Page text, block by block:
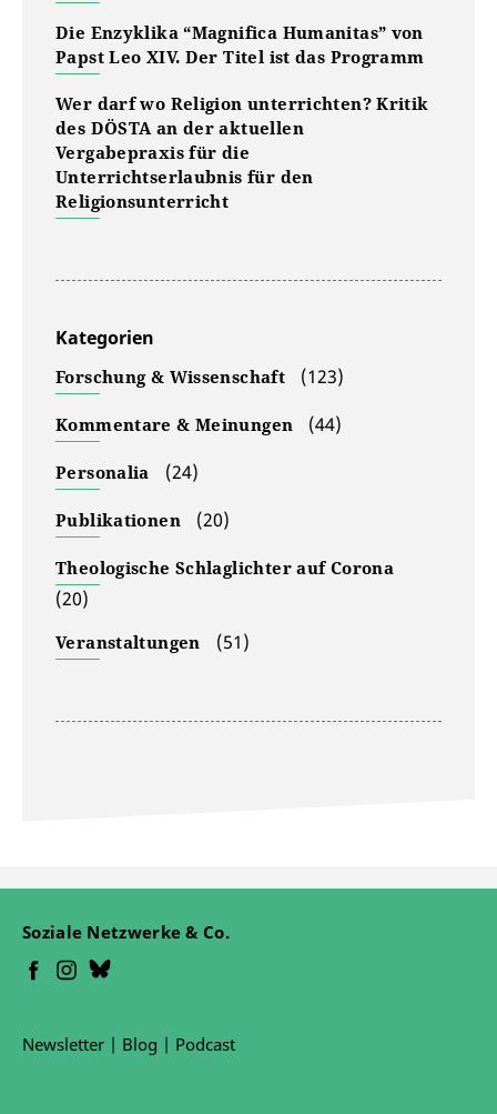
Die Enzyklika “Magnifica Humanitas” von
Papst Leo XIV. Der Titel ist das Programm
Wer darf wo Religion unterrichten? Kritik
des DÖSTA an der aktuellen
Vergabepraxis für die
Unterrichtserlaubnis für den
Religionsunterricht
Kategorien
Forschung & Wissenschaft (123)
Kommentare & Meinungen (44)
Personalia (24)
Publikationen (20)
Theologische Schlaglichter auf Corona
(20)
Veranstaltungen (51)
Soziale Netzwerke & Co.
Newsletter | Blog | Podcast